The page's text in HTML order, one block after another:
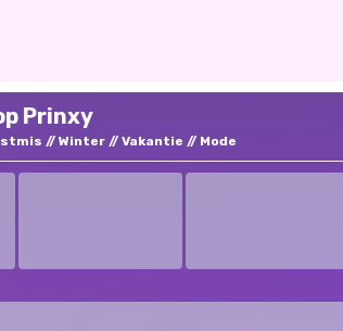
Prinxy
Winter Vakantie Mode